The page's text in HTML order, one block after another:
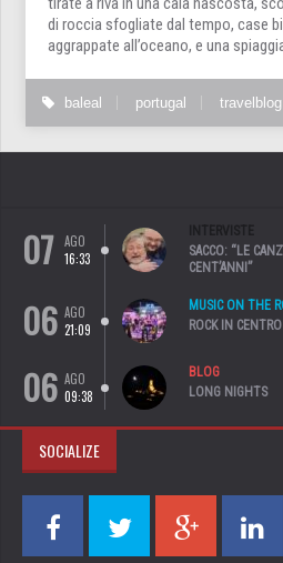
di roccia sfogliate dal tempo, case
aggrappate all’oceano, e una
baleal portugal travelblog
07
AGO
16:33
INTERVISTE
SACCO: “LE
CENT’ANNI”
06 AGO
21:09
MUSIC ON THE
ROCK IN CENTRO
06 AGO
09:38
BLOG
LONG NIGHTS
SOCIALIZE